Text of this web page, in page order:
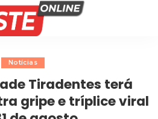
Notícias
Tiradentes terá
gripe e tríplice viral